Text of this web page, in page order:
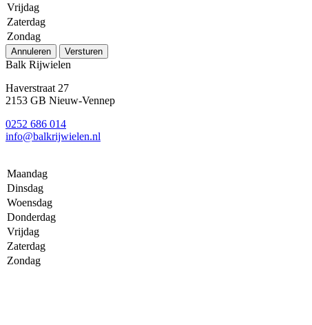
Vrijdag
Zaterdag
Zondag
Annuleren Versturen
Balk Rijwielen
Haverstraat 27
2153 GB Nieuw-Vennep
0252 686 014
info@balkrijwielen.nl
Maandag
Dinsdag
Woensdag
Donderdag
Vrijdag
Zaterdag
Zondag